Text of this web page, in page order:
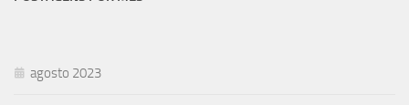
agosto 2023